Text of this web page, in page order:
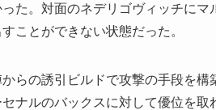
た。対面のネデリゴヴィッチに
ことができない状態だった。
らの誘引ビルドで攻撃の手段を構
セナルのバックスに対して優位を